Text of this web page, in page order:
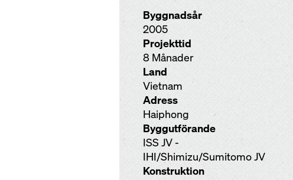
Byggnadsår
2005
Projekttid
8 Månader
Land
Vietnam
Adress
Haiphong
Byggutförande
ISS JV -
IHI/Shimizu/Sumitomo JV
Konstruktion